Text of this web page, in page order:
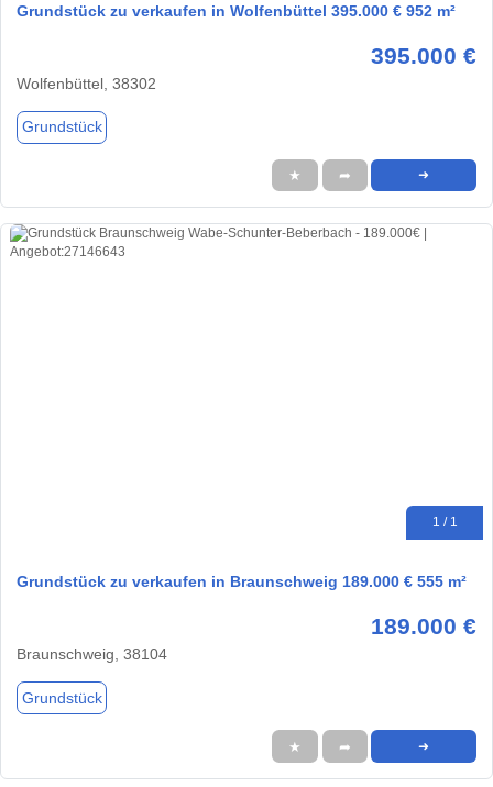
Grundstück zu verkaufen in Wolfenbüttel 395.000 € 952 m²
395.000 €
Wolfenbüttel, 38302
Grundstück
★ ➦ ➜
1 / 1
Grundstück zu verkaufen in Braunschweig 189.000 € 555 m²
189.000 €
Braunschweig, 38104
Grundstück
★ ➦ ➜